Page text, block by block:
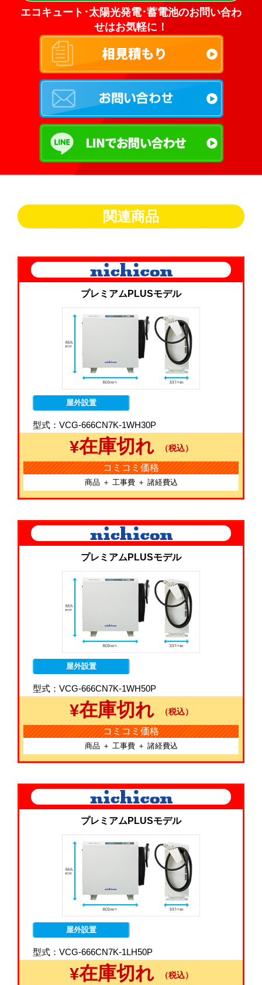
エコキュート･太陽光発電･蓄電池のお問い合わ
せはお気軽に！
関連商品
プレミアムPLUSモデル
屋外設置
型式：VCG-666CN7K-1WH30P
¥在庫切れ （税込）
コミコミ価格
商品 ＋ 工事費 ＋ 諸経費込
プレミアムPLUSモデル
屋外設置
型式：VCG-666CN7K-1WH50P
¥在庫切れ （税込）
コミコミ価格
商品 ＋ 工事費 ＋ 諸経費込
プレミアムPLUSモデル
屋外設置
型式：VCG-666CN7K-1LH50P
¥在庫切れ （税込）